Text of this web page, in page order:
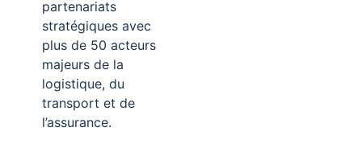
partenariats
stratégiques avec
plus de 50 acteurs
majeurs de la
logistique, du
transport et de
l’assurance.